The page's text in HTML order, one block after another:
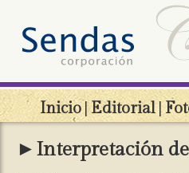
Inicio Editorial
►Interpretación